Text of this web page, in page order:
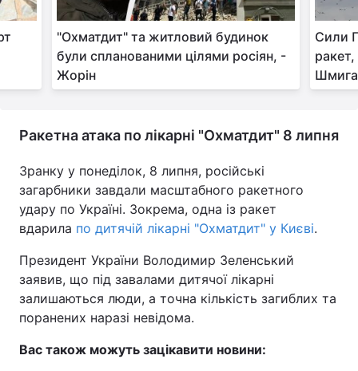
"Охматдит" та житловий будинок
були спланованими цілями росіян, -
Жорін
Сили
ракет,
Ракетна атака по лікарні "Охматдит" 8 липня
Зранку у понеділок, 8 липня, російські
загарбники завдали масштабного ракетного
удару по Україні. Зокрема, одна із ракет
вдарила по дитячій лікарні "Охматдит" у Києві.
Президент України Володимир Зеленський
заявив, що під завалами дитячої лікарні
залишаються люди, а точна кількість загиблих та
поранених наразі невідома.
Вас також можуть зацікавити новини: